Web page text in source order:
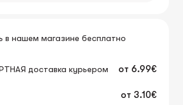
в нашем магазине бесплатно
доставка курьером
от 6.99€
от 3.10€